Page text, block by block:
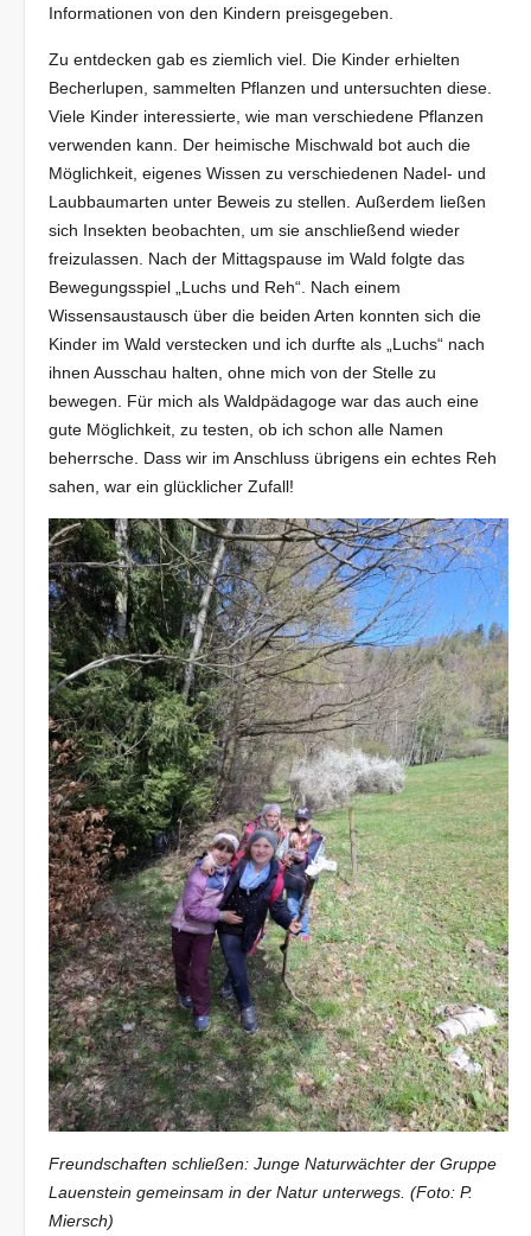
Informationen von den Kindern preisgegeben.
Zu entdecken gab es ziemlich viel. Die Kinder erhielten
Becherlupen, sammelten Pflanzen und untersuchten diese.
Viele Kinder interessierte, wie man verschiedene Pflanzen
verwenden kann. Der heimische Mischwald bot auch die
Möglichkeit, eigenes Wissen zu verschiedenen Nadel- und
Laubbaumarten unter Beweis zu stellen. Außerdem ließen
sich Insekten beobachten, um sie anschließend wieder
freizulassen. Nach der Mittagspause im Wald folgte das
Bewegungsspiel „Luchs und Reh“. Nach einem
Wissensaustausch über die beiden Arten konnten sich die
Kinder im Wald verstecken und ich durfte als „Luchs“ nach
ihnen Ausschau halten, ohne mich von der Stelle zu
bewegen. Für mich als Waldpädagoge war das auch eine
gute Möglichkeit, zu testen, ob ich schon alle Namen
beherrsche. Dass wir im Anschluss übrigens ein echtes Reh
sahen, war ein glücklicher Zufall!
Freundschaften schließen: Junge Naturwächter der Gruppe
Lauenstein gemeinsam in der Natur unterwegs. (Foto: P.
Miersch)